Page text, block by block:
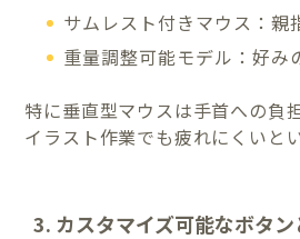
サムレスト付きマウス：親
重量調整可能モデル：好み
特に垂直型マウスは手首への負
イラスト作業でも疲れにくいと
3. カスタマイズ可能なボタ